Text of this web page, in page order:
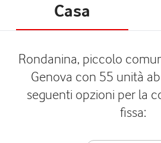
Casa
Rondanina, piccolo
Genova con 55 unità
seguenti opzioni per la
fissa: